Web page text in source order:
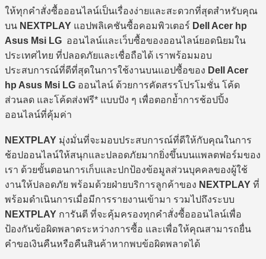
ให้ทุกคำสั่งซื้อออนไลน์เป็นเรื่องง่ายและสะดวกที่สุดสำหรับคุณ
บน NEXTPLAY แอปพลิเคชันซื้อคอมพิวเตอร์ Dell Acer hp
Asus Msi LG ออนไลน์และเว็บซื้อของออนไลน์ยอดนิยมใน
ประเทศไทย ที่ปลอดภัยและเชื่อถือได้ เราพร้อมมอบ
ประสบการณ์ที่ดีที่สุดในการใช้งานบนแอปซื้อของ Dell Acer
hp Asus Msi LG ออนไลน์ ด้วยการคัดสรรโปรโมชั่น โค้ด
ส่วนลด และโค้ดส่งฟรี* แบบปัง ๆ เพื่อตอกย้ำการช้อปปิ้ง
ออนไลน์ที่คุ้มค่า
NEXTPLAY มุ่งมั่นที่จะมอบประสบการณ์ที่ดีให้กับคุณในการ
ช้อปออนไลน์ให้สนุกและปลอดภัยมากยิ่งขึ้นบนแพลตฟอร์มของ
เรา ด้วยขั้นตอนการเก็บและปกป้องข้อมูลส่วนบุคคลของผู้ใช้
งานให้ปลอดภัย พร้อมด้วยฝ่ายบริการลูกค้าของ NEXTPLAY ที่
พร้อมดำเนินการเมื่อมีการรายงานเข้ามา รวมไปถึงระบบ
NEXTPLAY การันตี ที่จะคุ้มครองทุกคำสั่งซื้อออนไลน์เพื่อ
ป้องกันข้อผิดพลาดระหว่างการซื้อ และเพื่อให้คุณสามารถยื่น
คำขอเงินคืนหรือคืนสินค้าหากพบข้อผิดพลาดได้